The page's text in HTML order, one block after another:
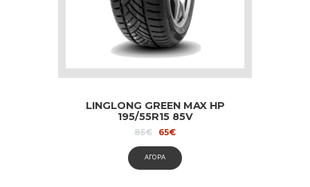
LINGLONG GREEN MAX HP
195/55R15 85V
85€
Original
was:
85€.
65€Current
is:
65€.
ΑΓΟΡΑ